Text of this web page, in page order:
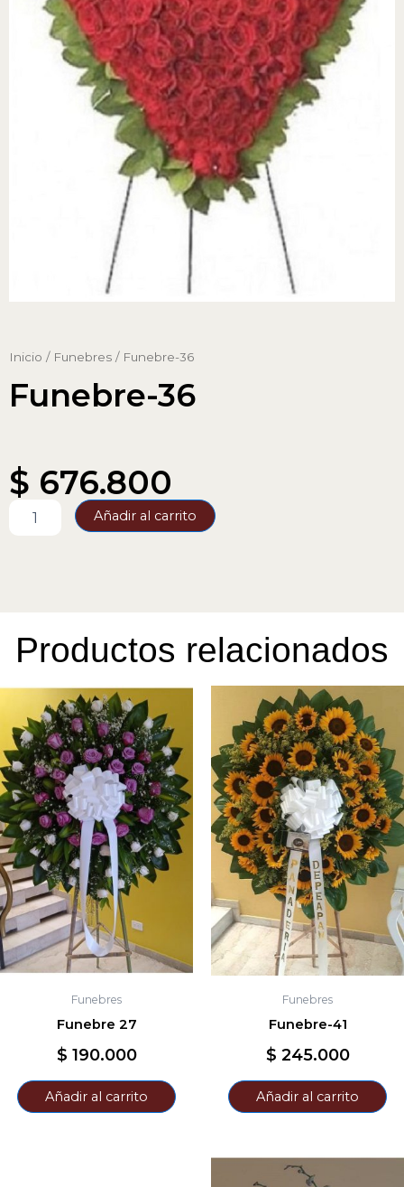
Inicio / Funebres / Funebre-36
Funebre-36
$ 676.800
Añadir al carrito
Productos relacionados
Funebres
Funebre 27
$ 190.000
Añadir al carrito
Funebres
Funebre-41
$ 245.000
Añadir al carrito